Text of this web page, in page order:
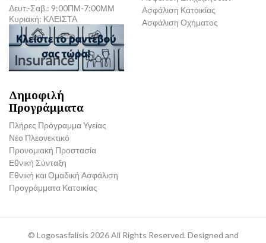
Δευτ.-Σαβ.: 9:00ΠΜ-7:00ΜΜ
Κυριακή: ΚΛΕΙΣΤΑ
Ασφάλιση Κατοικίας
Ασφάλιση Οχήματος
Δημοφιλή
Προγράμματα
Πλήρες Πρόγραμμα Υγείας
Νέο Πλεονεκτικό
Προνομιακή Προστασία
Εθνική Σύνταξη
Εθνική και Ομαδική Ασφάλιση
Προγράμματα Κατοικίας
© Logosasfalisis 2026 All Rights Reserved. Designed and